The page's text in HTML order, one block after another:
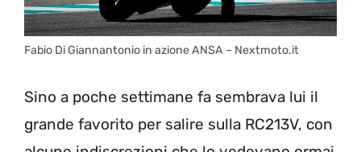
Fabio Di Giannantonio in azione ANSA – Nextmoto.it
Sino a poche settimane fa sembrava lui il
grande favorito per salire sulla RC213V, con